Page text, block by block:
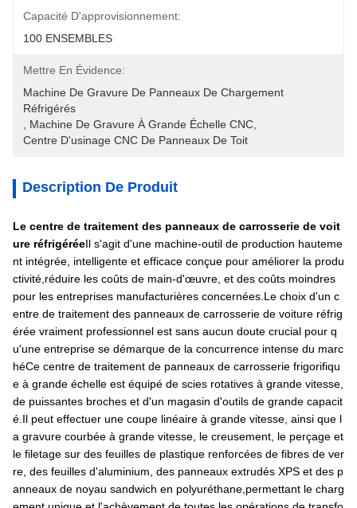
Capacité D'approvisionnement:
100 ENSEMBLES
Mettre En Évidence:
Machine De Gravure De Panneaux De Chargement
Réfrigérés
Machine De Gravure À Grande Échelle CNC
Centre D'usinage CNC De Panneaux De Toit
Description De Produit
Le centre de traitement des panneaux de carrosserie de voit
ure réfrigéréeIl s'agit d'une machine-outil de production hauteme
nt intégrée, intelligente et efficace conçue pour améliorer la produ
ctivité,réduire les coûts de main-d'œuvre, et des coûts moindres
pour les entreprises manufacturières concernées.Le choix d'un c
entre de traitement des panneaux de carrosserie de voiture réfrig
érée vraiment professionnel est sans aucun doute crucial pour q
u'une entreprise se démarque de la concurrence intense du marc
héCe centre de traitement de panneaux de carrosserie frigorifiqu
e à grande échelle est équipé de scies rotatives à grande vitesse,
de puissantes broches et d'un magasin d'outils de grande capacit
é.Il peut effectuer une coupe linéaire à grande vitesse, ainsi que l
a gravure courbée à grande vitesse, le creusement, le perçage et
le filetage sur des feuilles de plastique renforcées de fibres de ver
re, des feuilles d'aluminium, des panneaux extrudés XPS et des p
anneaux de noyau sandwich en polyuréthane,permettant le charg